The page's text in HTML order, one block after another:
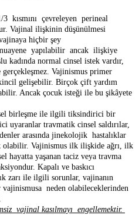
kısmını çevreleyen perineal
Vajinal ilişkinin düşünülmesi
hiçbir şey
yapılabilir ancak ilişkiye
normal cinsel istek vardır,
Vajinismus primer
gelişebilir. Birçok çift yardım
Ancak çocuk isteği ile bu şikâyete
birleşme ile ilgili tiksindirici bir
uyaranlar travmatik cinsel saldırılar,
arasında jinekolojik hastalıklar
olabilir. Vajinismus ilk ilişkide ağrı, ilk
hayatta yaşanan taciz veya travma
Kapalı ve baskıcı
zarı ile ilgili sorunlar, vajinanın
neden olabileceklerinden
vajinal kasılmayı engellemektir.